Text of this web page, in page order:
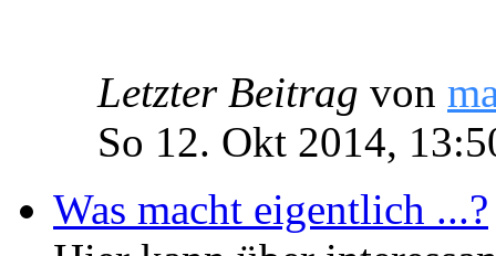
Letzter Beitrag von
So 12. Okt 2014,
Was macht eigentlich ...?